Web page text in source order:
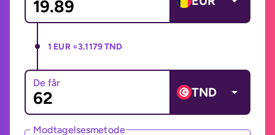
1 EUR =3.1179 TND
De får
TND
Modtagelsesmetode